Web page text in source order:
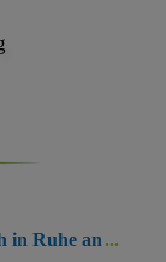
in Ruhe an